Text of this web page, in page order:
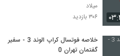
میلاد
۳۰۶ بازدید
خلاصه فوتسال کراپ الوند 3 - سفیر
گفتمان تهران 0